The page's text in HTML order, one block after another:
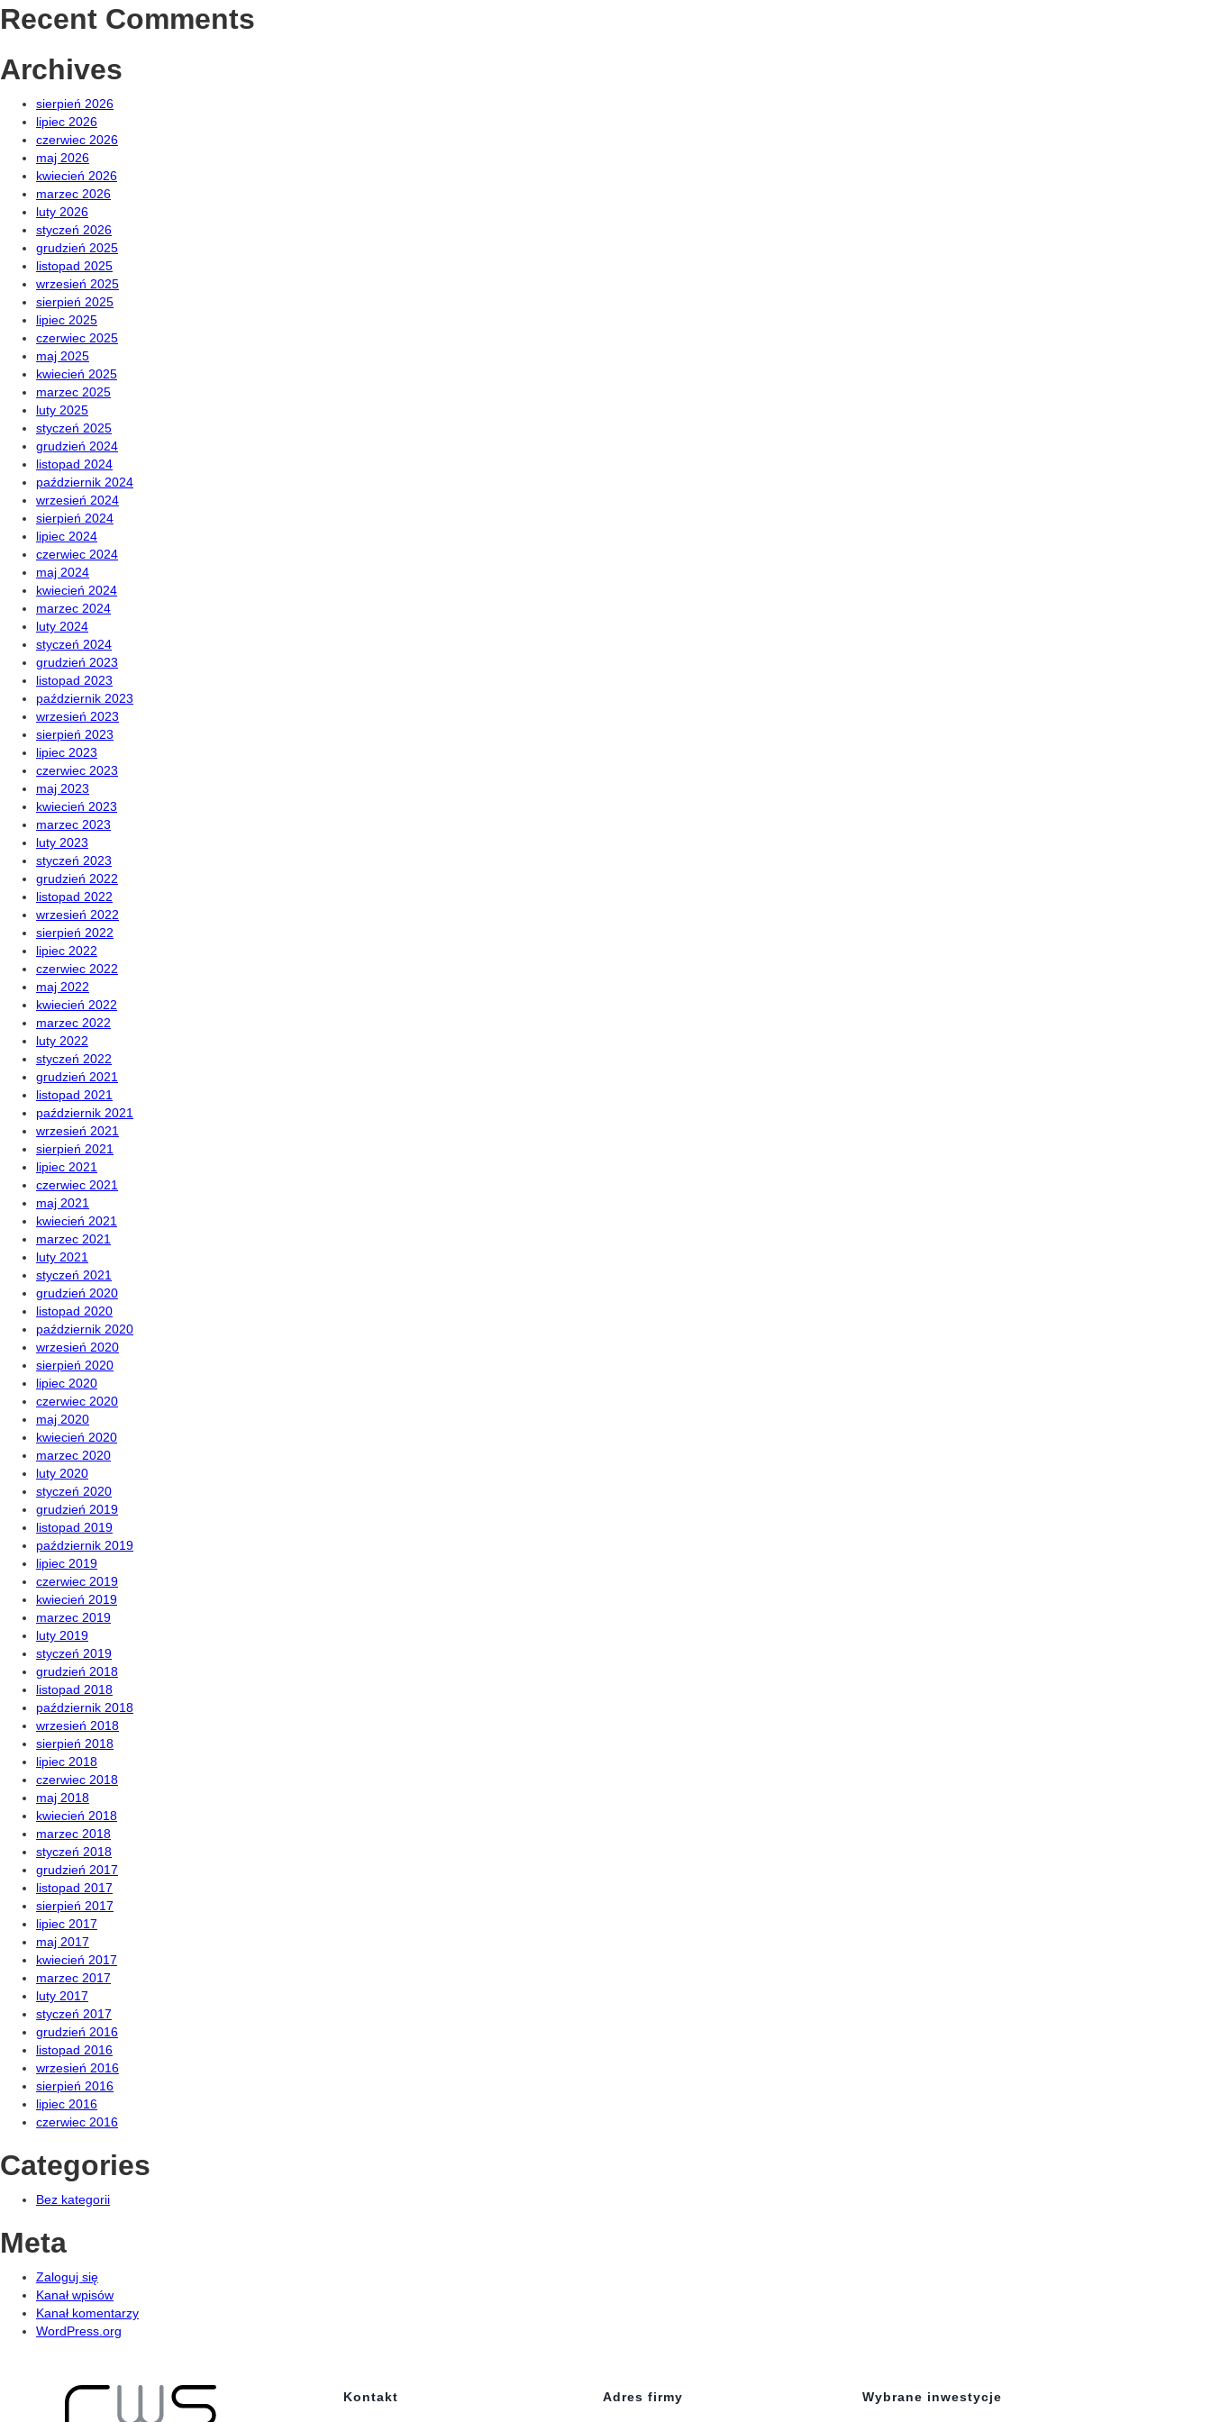
Recent Comments
Archives
sierpień 2026
lipiec 2026
czerwiec 2026
maj 2026
kwiecień 2026
marzec 2026
luty 2026
styczeń 2026
grudzień 2025
listopad 2025
wrzesień 2025
sierpień 2025
lipiec 2025
czerwiec 2025
maj 2025
kwiecień 2025
marzec 2025
luty 2025
styczeń 2025
grudzień 2024
listopad 2024
październik 2024
wrzesień 2024
sierpień 2024
lipiec 2024
czerwiec 2024
maj 2024
kwiecień 2024
marzec 2024
luty 2024
styczeń 2024
grudzień 2023
listopad 2023
październik 2023
wrzesień 2023
sierpień 2023
lipiec 2023
czerwiec 2023
maj 2023
kwiecień 2023
marzec 2023
luty 2023
styczeń 2023
grudzień 2022
listopad 2022
wrzesień 2022
sierpień 2022
lipiec 2022
czerwiec 2022
maj 2022
kwiecień 2022
marzec 2022
luty 2022
styczeń 2022
grudzień 2021
listopad 2021
październik 2021
wrzesień 2021
sierpień 2021
lipiec 2021
czerwiec 2021
maj 2021
kwiecień 2021
marzec 2021
luty 2021
styczeń 2021
grudzień 2020
listopad 2020
październik 2020
wrzesień 2020
sierpień 2020
lipiec 2020
czerwiec 2020
maj 2020
kwiecień 2020
marzec 2020
luty 2020
styczeń 2020
grudzień 2019
listopad 2019
październik 2019
lipiec 2019
czerwiec 2019
kwiecień 2019
marzec 2019
luty 2019
styczeń 2019
grudzień 2018
listopad 2018
październik 2018
wrzesień 2018
sierpień 2018
lipiec 2018
czerwiec 2018
maj 2018
kwiecień 2018
marzec 2018
styczeń 2018
grudzień 2017
listopad 2017
sierpień 2017
lipiec 2017
maj 2017
kwiecień 2017
marzec 2017
luty 2017
styczeń 2017
grudzień 2016
listopad 2016
wrzesień 2016
sierpień 2016
lipiec 2016
czerwiec 2016
Categories
Bez kategorii
Meta
Zaloguj się
Kanał wpisów
Kanał komentarzy
WordPress.org
Kontakt Adres firmy Wybrane inwestycje